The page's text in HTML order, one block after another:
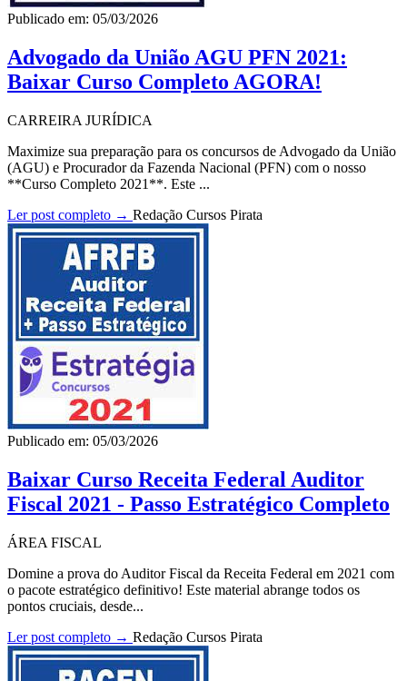
Publicado em: 05/03/2026
Advogado da União AGU PFN 2021:
Baixar Curso Completo AGORA!
CARREIRA JURÍDICA
Maximize sua preparação para os concursos de Advogado da União
(AGU) e Procurador da Fazenda Nacional (PFN) com o nosso
**Curso Completo 2021**. Este ...
Ler post completo → Redação Cursos Pirata
Publicado em: 05/03/2026
Baixar Curso Receita Federal Auditor
Fiscal 2021 - Passo Estratégico Completo
ÁREA FISCAL
Domine a prova do Auditor Fiscal da Receita Federal em 2021 com
o pacote estratégico definitivo! Este material abrange todos os
pontos cruciais, desde...
Ler post completo → Redação Cursos Pirata